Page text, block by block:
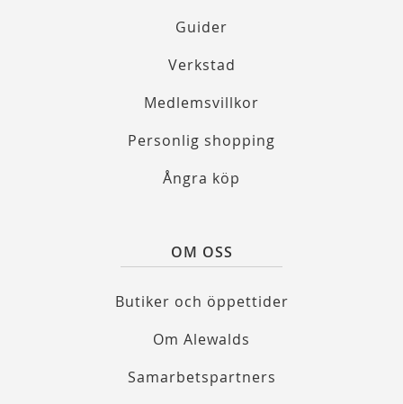
Guider
Verkstad
Medlemsvillkor
Personlig shopping
Ångra köp
OM OSS
Butiker och öppettider
Om Alewalds
Samarbetspartners